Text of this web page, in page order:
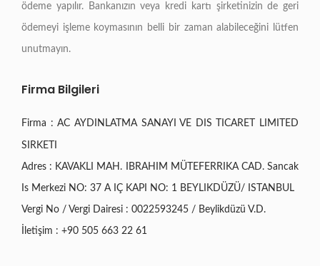
ödeme yapılır. Bankanızın veya kredi kartı şirketinizin de geri
ödemeyi işleme koymasının belli bir zaman alabileceğini lütfen
unutmayın.
Firma Bilgileri
Firma : AC AYDINLATMA SANAYI VE DIS TICARET LIMITED
SIRKETI
Adres : KAVAKLI MAH. IBRAHIM MÜTEFERRIKA CAD. Sancak
Is Merkezi NO: 37 A IÇ KAPI NO: 1 BEYLIKDÜZÜ/ ISTANBUL
Vergi No / Vergi Dairesi : 0022593245 / Beylikdüzü V.D.
İletişim : +90 505 663 22 61